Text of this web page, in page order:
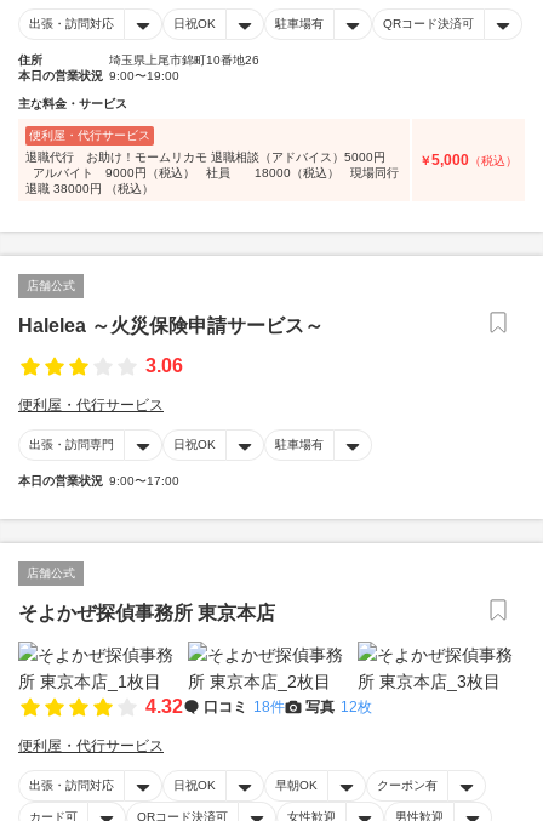
出張・訪問対応 日祝OK 駐車場有 QRコード決済可
住所
埼玉県上尾市錦町10番地26
本日の営業状況 9:00〜19:00
主な料金・サービス
便利屋・代行サービス
退職代行 お助け！モームリカモ 退職相談（アドバイス）5000円
アルバイト 9000円（税込） 社員 18000（税込） 現場同行
退職 38000円 （税込）
￥5,000 （税込）
店舗公式
Halelea ～火災保険申請サービス～
3.06
便利屋・代行サービス
出張・訪問専門 日祝OK 駐車場有
本日の営業状況 9:00〜17:00
店舗公式
そよかぜ探偵事務所 東京本店
4.32 口コミ 18件 写真 12枚
便利屋・代行サービス
出張・訪問対応 日祝OK 早朝OK クーポン有
カード可 QRコード決済可 女性歓迎 男性歓迎